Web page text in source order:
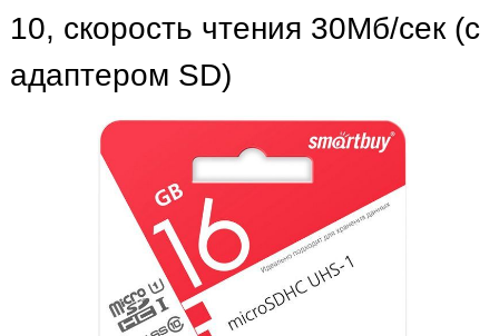
10, скорость чтения 30Мб/сек (c
адаптером SD)